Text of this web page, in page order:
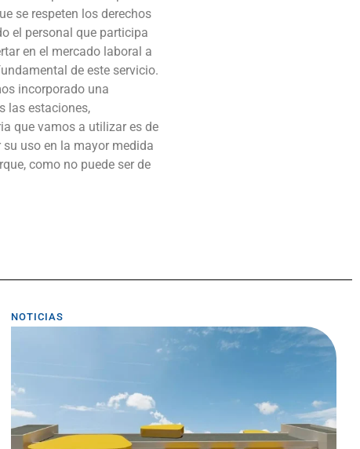
se respeten los derechos
el personal que participa
en el mercado laboral a
de este servicio.
incorporado una
las estaciones,
que vamos a utilizar es de
uso en la mayor medida
como no puede ser de
NOTICIAS